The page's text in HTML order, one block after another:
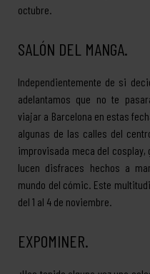
octubre.
SALÓN DEL MANGA.
Independientemente de si
adelantamos que no te
viajar a Barcelona en estas
algunas de las calles del
improvisada meca del
lucen disfraces hechos a
mundo del cómic. Este
del 1 al 4 de noviembre.
EXPOMINER.